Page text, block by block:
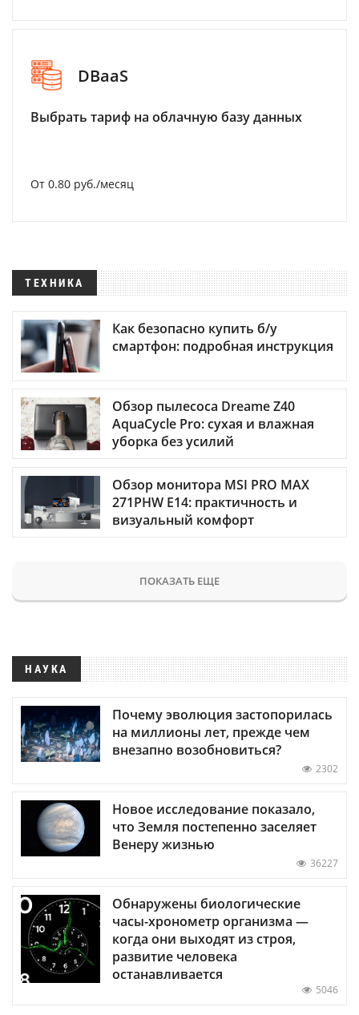
DBaaS
Выбрать тариф на облачную базу данных
От 0.80 руб./месяц
ТЕХНИКА
Как безопасно купить б/у
смартфон: подробная инструкция
Обзор пылесоса Dreame Z40
AquaCycle Pro: сухая и влажная
уборка без усилий
Обзор монитора MSI PRO MAX
271PHW E14: практичность и
визуальный комфорт
ПОКАЗАТЬ ЕЩЕ
НАУКА
Почему эволюция застопорилась
на миллионы лет, прежде чем
внезапно возобновиться?
2302
Новое исследование показало,
что Земля постепенно заселяет
Венеру жизнью
36227
Обнаружены биологические
часы-хронометр организма —
когда они выходят из строя,
развитие человека
останавливается
5046